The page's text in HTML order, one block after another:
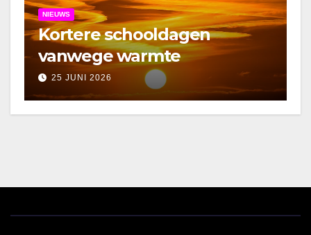
NIEUWS
Kortere schooldagen
vanwege warmte
25 JUNI 2026